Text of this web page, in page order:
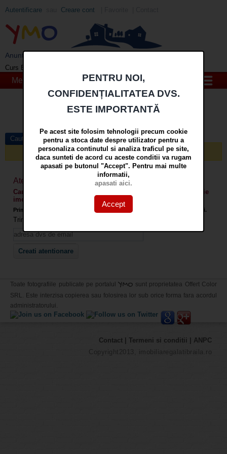
Autentificare Creare cont
YMO
Anunturi imobiliare din Galati si Braila - YMO
Curs BNR 08/08/2026:
Meniu
Cautare avansata
Nici un anunt nu a fost gasit care sa corespunda cautarii!
Atentionare prin E-mail pentru:
Cauta Apartamente 1 camera si garsoniere, Tip anunt "Agentie
imobiliara", Localitate "Mun. Buzau"
Primiti atentionari prin email cand apar anunturi care corespund cautarii.
Trimiteti atentionari prin email
Toate fotografiile publicate pe portalulYMO sunt proprietatea Offert Color
SRL. Este interzisa copierea sau folosirea lor sub orice forma fara acordul
administratorului.
Contact Termeni si conditii
ANPC
Copyright2013, imobiliaregalatibraila.ro
PENTRU NOI,
CONFIDENȚIALITATEA DVS.
ESTE IMPORTANTĂ
Pe acest site folosim tehnologii precum cookie
pentru a stoca date despre utilizator pentru a
personaliza continutul si analiza traficul pe site,
daca sunteti de acord cu aceste conditii va rugam
apasati pe butonul "Accept". Pentru mai multe
informatii,
apasati aici.
Accept